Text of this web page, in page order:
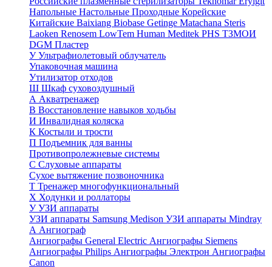
Напольные Настольные Проходные Корейские
Китайские Baixiang Biobase Getinge Matachana Steris
Laoken Renosem LowTem Human Meditek PHS ТЗМОИ
DGM Пластер
УУльтрафиолетовый облучатель
Упаковочная машина
Утилизатор отходов
Ш Шкаф суховоздушный
А Акватренажер
В Восстановление навыков ходьбы
И Инвалидная коляска
К Костыли и трости
П Подъемник для ванны
Противопролежневые системы
С Слуховые аппараты
Сухое вытяжение позвоночника
Т Тренажер многофункциональный
Х Ходунки и роллаторы
УУЗИ аппараты
УЗИ аппараты Samsung Medison УЗИ аппараты Mindray
А Ангиограф
Ангиографы General Electric Ангиографы Siemens
Ангиографы Philips Ангиографы Электрон Ангиографы
Canon